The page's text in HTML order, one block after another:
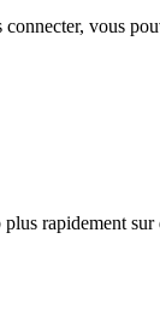
vous
rapidement